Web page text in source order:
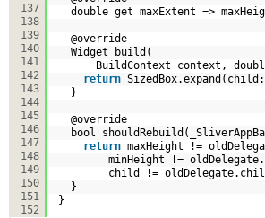
137
138
139
140
141
142
143
144
145
146
147
148
149
150
151
152
double get maxExtent =>
@override
Widget build(
BuildContext context,
return
}
@override
bool
return maxHeight !=
minHeight !=
child !=
}
}